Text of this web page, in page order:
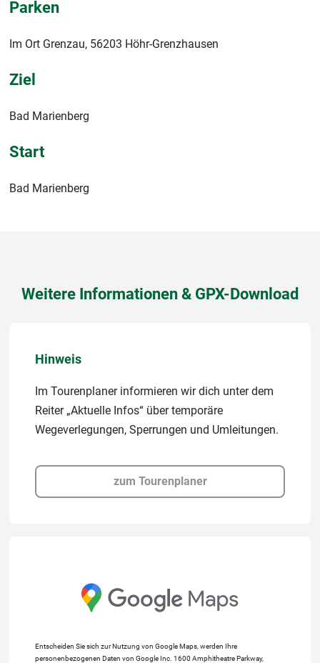
Parken
Im Ort Grenzau, 56203 Höhr-Grenzhausen
Ziel
Bad Marienberg
Start
Bad Marienberg
Weitere Informationen & GPX-Download
Hinweis
Im Tourenplaner informieren wir dich unter dem
Reiter „Aktuelle Infos“ über temporäre
Wegeverlegungen, Sperrungen und Umleitungen.
zum Tourenplaner
Entscheiden Sie sich zur Nutzung von Google Maps, werden Ihre
personenbezogenen Daten von Google Inc. 1600 Amphitheatre Parkway,